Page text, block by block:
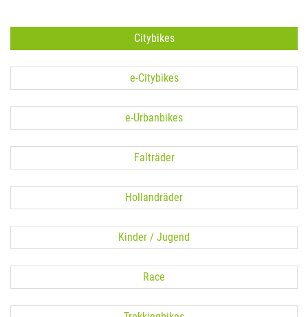
Citybikes
e-Citybikes
e-Urbanbikes
Falträder
Hollandräder
Kinder / Jugend
Race